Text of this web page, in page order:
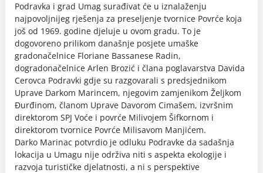
Podravka i grad Umag surađivat će u iznalaženju
najpovoljnijeg rješenja za preseljenje tvornice Povrće koja
još od 1969. godine djeluje u ovom gradu. To je
dogovoreno prilikom današnje posjete umaške
gradonačelnice Floriane Bassanese Radin,
dogradonačelnice Arlen Brozić i člana poglavarstva Davida
Cerovca Podravki gdje su razgovarali s predsjednikom
Uprave Darkom Marincem, njegovim zamjenikom Željkom
Đurđinom, članom Uprave Davorom Cimašem, izvršnim
direktorom SPJ Voće i povrće Milivojem Šifkornom i
direktorom tvornice Povrće Milisavom Manjićem.
Darko Marinac potvrdio je odluku Podravke da sadašnja
lokacija u Umagu nije održiva niti s aspekta ekologije i
razvoja turističke djelatnosti, a ni s perspektive